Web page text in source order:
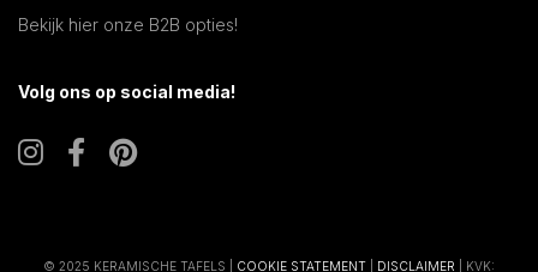
Bekijk hier onze B2B opties!
Volg ons op social media!
© 2025 KERAMISCHE TAFELS | COOKIE STATEMENT DISCLAIMER | KVK: